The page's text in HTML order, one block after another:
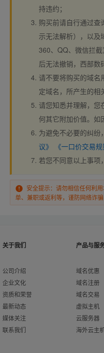
持违约；
购买前请自行通过
示无法解析），以及
360、QQ、微信拦
后无法撤销，西部数
请不要将购买的域名
定域名，所产生的相
请您知悉并理解，您
何其它附加价值。如
为避免不必要的纠纷
议》
《一口价交易规
若您不同意以上事项
安全提示：请勿相信任何利
单、兼职或返利等，谨防网络诈骗
关于我们
公司介绍
企业文化
资质和荣誉
最新动态
媒体关注
联系我们
产品与服
域名优惠
域名注册
域名交易
虚拟主机
云服务器
海外云主